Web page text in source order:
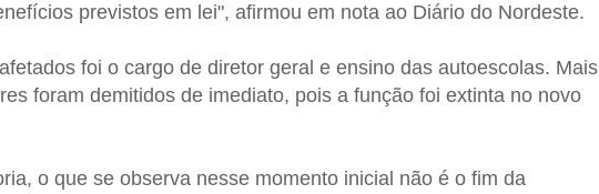
previstos em lei", afirmou em nota ao Diário do Nordeste.
foi o cargo de diretor geral e ensino das autoescolas. Mais
foram demitidos de imediato, pois a função foi extinta no novo
o que se observa nesse momento inicial não é o fim da